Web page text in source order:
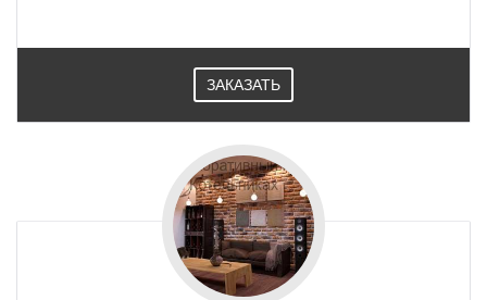
ЗАКАЗАТЬ